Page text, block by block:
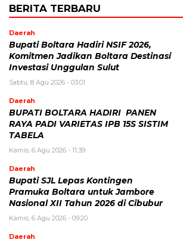
BERITA TERBARU
Daerah
Bupati Boltara Hadiri NSIF 2026,
Komitmen Jadikan Boltara Destinasi
Investasi Unggulan Sulut
Sabtu, 8 Agu 2026 - 03:01
Daerah
BUPATI BOLTARA HADIRI PANEN
RAYA PADI VARIETAS IPB 15S SISTIM
TABELA
Kamis, 6 Agu 2026 - 11:39
Daerah
Bupati SJL Lepas Kontingen
Pramuka Boltara untuk Jambore
Nasional XII Tahun 2026 di Cibubur
Kamis, 6 Agu 2026 - 09:20
Daerah